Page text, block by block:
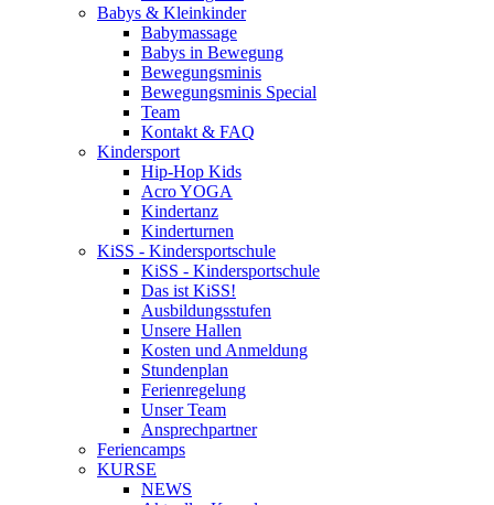
Babys & Kleinkinder
Babymassage
Babys in Bewegung
Bewegungsminis
Bewegungsminis Special
Team
Kontakt & FAQ
Kindersport
Hip-Hop Kids
Acro YOGA
Kindertanz
Kinderturnen
KiSS - Kindersportschule
KiSS - Kindersportschule
Das ist KiSS!
Ausbildungsstufen
Unsere Hallen
Kosten und Anmeldung
Stundenplan
Ferienregelung
Unser Team
Ansprechpartner
Feriencamps
KURSE
NEWS